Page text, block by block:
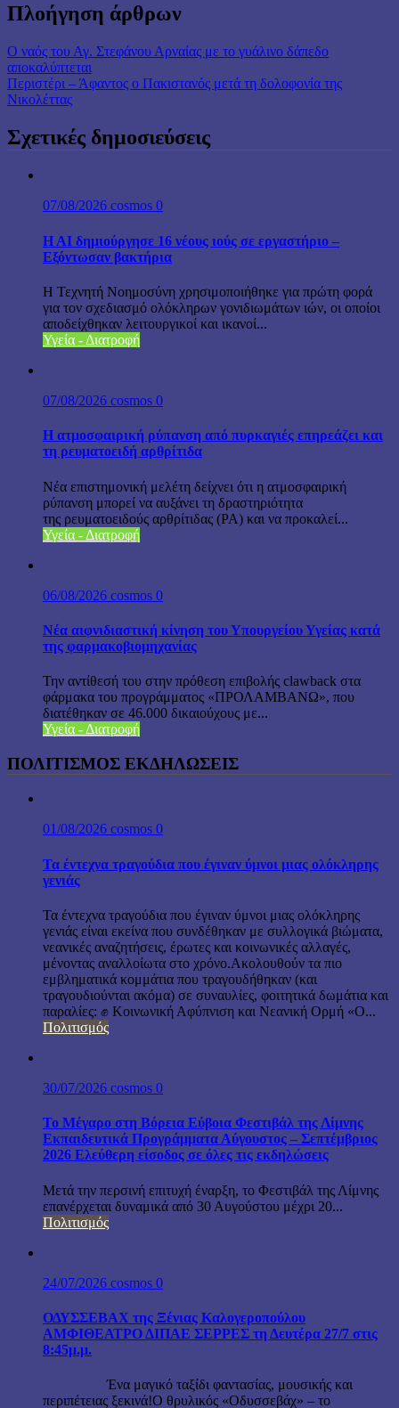
Πλοήγηση άρθρων
Ο ναός του Αγ. Στεφάνου Αρναίας με το γυάλινο δάπεδο
αποκαλύπτεται
Περιστέρι – Άφαντος ο Πακιστανός μετά τη δολοφονία της
Νικολέττας
Σχετικές δημοσιεύσεις
07/08/2026 cosmos 0
H AI δημιούργησε 16 νέους ιούς σε εργαστήριο –
Εξόντωσαν βακτήρια
Η Τεχνητή Νοημοσύνη χρησιμοποιήθηκε για πρώτη φορά
για τον σχεδιασμό ολόκληρων γονιδιωμάτων ιών, οι οποίοι
αποδείχθηκαν λειτουργικοί και ικανοί...
Υγεία - Διατροφή
07/08/2026 cosmos 0
Η ατμοσφαιρική ρύπανση από πυρκαγιές επηρεάζει και
τη ρευματοειδή αρθρίτιδα
Νέα επιστημονική μελέτη δείχνει ότι η ατμοσφαιρική
ρύπανση μπορεί να αυξάνει τη δραστηριότητα
της ρευματοειδούς αρθρίτιδας (ΡΑ) και να προκαλεί...
Υγεία - Διατροφή
06/08/2026 cosmos 0
Νέα αιφνιδιαστική κίνηση του Υπουργείου Υγείας κατά
της φαρμακοβιομηχανίας
Την αντίθεσή του στην πρόθεση επιβολής clawback στα
φάρμακα του προγράμματος «ΠΡΟΛΑΜΒΑΝΩ», που
διατέθηκαν σε 46.000 δικαιούχους με...
Υγεία - Διατροφή
ΠΟΛΙΤΙΣΜΟΣ ΕΚΔΗΛΩΣΕΙΣ
01/08/2026 cosmos 0
Τα έντεχνα τραγούδια που έγιναν ύμνοι μιας ολόκληρης
γενιάς
Τα έντεχνα τραγούδια που έγιναν ύμνοι μιας ολόκληρης
γενιάς είναι εκείνα που συνδέθηκαν με συλλογικά βιώματα,
νεανικές αναζητήσεις, έρωτες και κοινωνικές αλλαγές,
μένοντας αναλλοίωτα στο χρόνο.Ακολουθούν τα πιο
εμβληματικά κομμάτια που τραγουδήθηκαν (και
τραγουδιούνται ακόμα) σε συναυλίες, φοιτητικά δωμάτια και
παραλίες: ✊ Κοινωνική Αφύπνιση και Νεανική Ορμή «Ο...
Πολιτισμός
30/07/2026 cosmos 0
Το Μέγαρο στη Βόρεια Εύβοια Φεστιβάλ της Λίμνης
Εκπαιδευτικά Προγράμματα Αύγουστος – Σεπτέμβριος
2026 Ελεύθερη είσοδος σε όλες τις εκδηλώσεις
Μετά την περσινή επιτυχή έναρξη, το Φεστιβάλ της Λίμνης
επανέρχεται δυναμικά από 30 Αυγούστου μέχρι 20...
Πολιτισμός
24/07/2026 cosmos 0
ΟΔΥΣΣΕΒΑΧ της Ξένιας Καλογεροπούλου
ΑΜΦΙΘΕΑΤΡΟ ΔΙΠΑΕ ΣΕΡΡΕΣ τη Δευτέρα 27/7 στις
8:45μ.μ.
Ένα μαγικό ταξίδι φαντασίας, μουσικής και
περιπέτειας ξεκινά!Ο θρυλικός «Οδυσσεβάχ» – το